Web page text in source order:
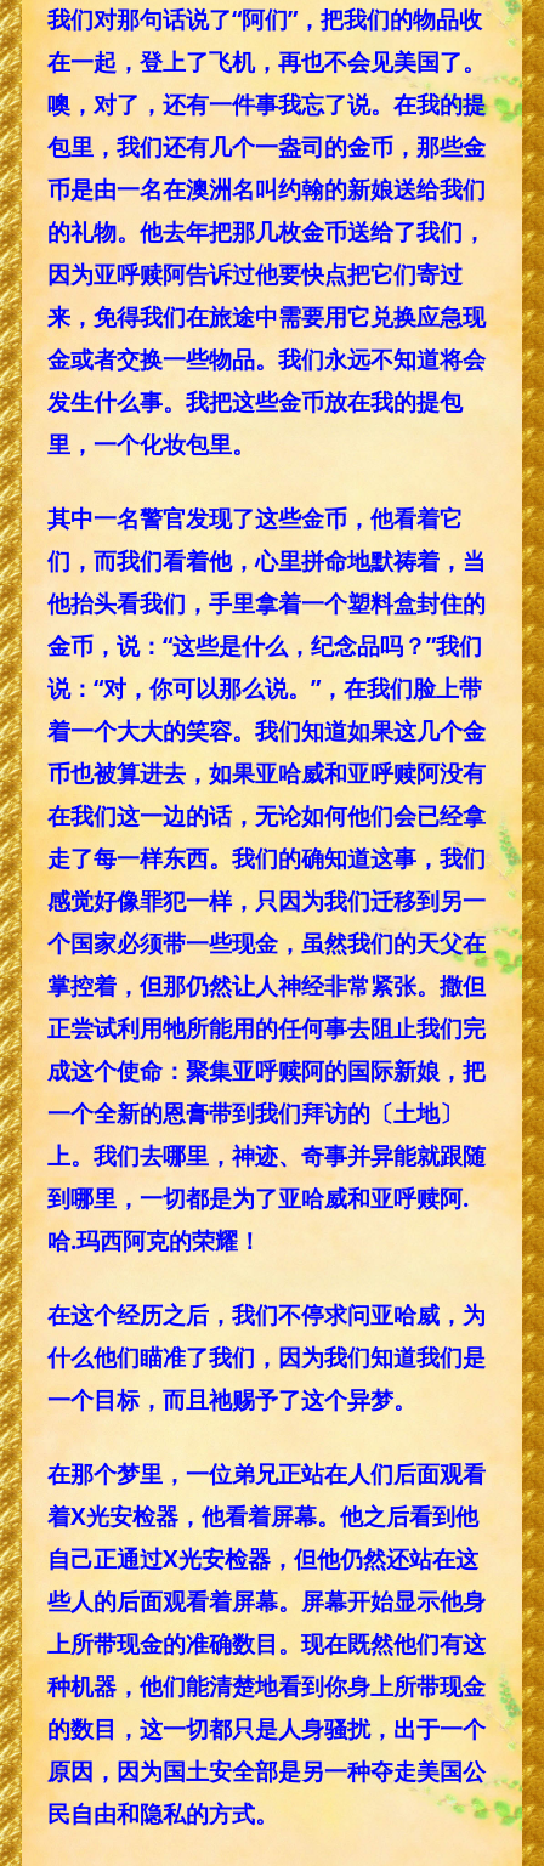
我们对那句话说了“阿们”，把我们的物品收
在一起，登上了飞机，再也不会见美国了。
噢，对了，还有一件事我忘了说。在我的提
包里，我们还有几个一盎司的金币，那些金
币是由一名在澳洲名叫约翰的新娘送给我们
的礼物。他去年把那几枚金币送给了我们，
因为亚呼赎阿告诉过他要快点把它们寄过
来，免得我们在旅途中需要用它兑换应急现
金或者交换一些物品。我们永远不知道将会
发生什么事。我把这些金币放在我的提包
里，一个化妆包里。
其中一名警官发现了这些金币，他看着它
们，而我们看着他，心里拼命地默祷着，当
他抬头看我们，手里拿着一个塑料盒封住的
金币，说：“这些是什么，纪念品吗？”我们
说：“对，你可以那么说。”，在我们脸上带
着一个大大的笑容。我们知道如果这几个金
币也被算进去，如果亚哈威和亚呼赎阿没有
在我们这一边的话，无论如何他们会已经拿
走了每一样东西。我们的确知道这事，我们
感觉好像罪犯一样，只因为我们迁移到另一
个国家必须带一些现金，虽然我们的天父在
掌控着，但那仍然让人神经非常紧张。撒但
正尝试利用牠所能用的任何事去阻止我们完
成这个使命：聚集亚呼赎阿的国际新娘，把
一个全新的恩膏带到我们拜访的〔土地〕
上。我们去哪里，神迹、奇事并异能就跟随
到哪里，一切都是为了亚哈威和亚呼赎阿.
哈.玛西阿克的荣耀！
在这个经历之后，我们不停求问亚哈威，为
什么他们瞄准了我们，因为我们知道我们是
一个目标，而且祂赐予了这个异梦。
在那个梦里，一位弟兄正站在人们后面观看
着X光安检器，他看着屏幕。他之后看到他
自己正通过X光安检器，但他仍然还站在这
些人的后面观看着屏幕。屏幕开始显示他身
上所带现金的准确数目。现在既然他们有这
种机器，他们能清楚地看到你身上所带现金
的数目，这一切都只是人身骚扰，出于一个
原因，因为国土安全部是另一种夺走美国公
民自由和隐私的方式。